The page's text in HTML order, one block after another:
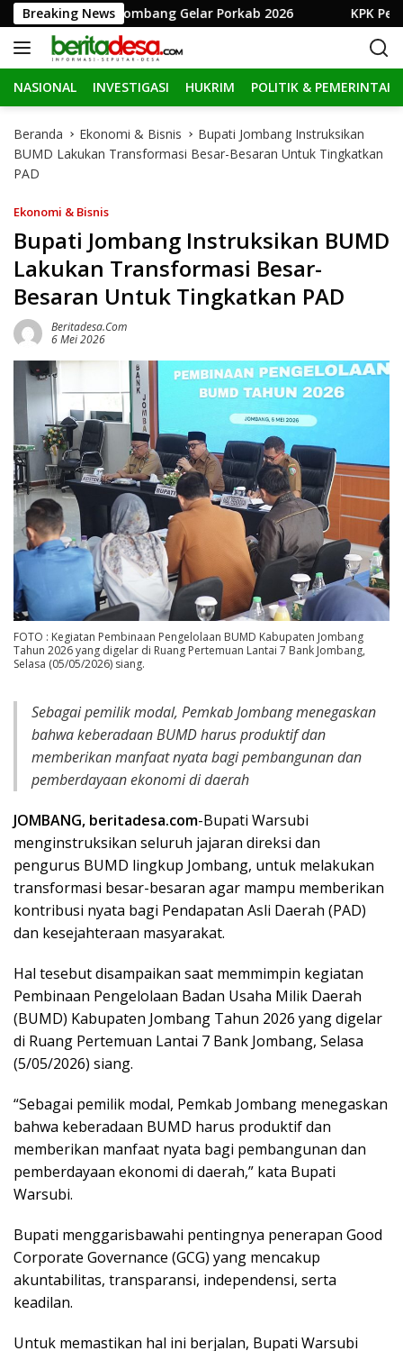
a
g
u
Breaking News
Pemkab Jombang Gelar Porkab 2026 KPK
NASIONAL INVESTIGASI HUKRIM POLITIK & PEMERINTAH
Beranda Ekonomi & Bisnis
Bupati Jombang Instruksikan
BUMD Lakukan Transformasi Besar-Besaran Untuk Tingkatkan
PAD
Ekonomi & Bisnis
Bupati Jombang Instruksikan BUMD
Lakukan Transformasi Besar-
Besaran Untuk Tingkatkan PAD
Beritadesa.com
6 Mei 2026
FOTO : Kegiatan Pembinaan Pengelolaan BUMD Kabupaten Jombang
Tahun 2026 yang digelar di Ruang Pertemuan Lantai 7 Bank Jombang,
Selasa (05/05/2026) siang.
Sebagai pemilik modal, Pemkab Jombang menegaskan
bahwa keberadaan BUMD harus produktif dan
memberikan manfaat nyata bagi pembangunan dan
pemberdayaan ekonomi di daerah
JOMBANG, beritadesa.com-Bupati Warsubi
menginstruksikan seluruh jajaran direksi dan
pengurus BUMD lingkup Jombang, untuk melakukan
transformasi besar-besaran agar mampu memberikan
kontribusi nyata bagi Pendapatan Asli Daerah (PAD)
dan kesejahteraan masyarakat.
Hal tesebut disampaikan saat memmimpin kegiatan
Pembinaan Pengelolaan Badan Usaha Milik Daerah
(BUMD) Kabupaten Jombang Tahun 2026 yang digelar
di Ruang Pertemuan Lantai 7 Bank Jombang, Selasa
(5/05/2026) siang.
“Sebagai pemilik modal, Pemkab Jombang menegaskan
bahwa keberadaan BUMD harus produktif dan
memberikan manfaat nyata bagi pembangunan dan
pemberdayaan ekonomi di daerah,” kata Bupati
Warsubi.
Bupati menggarisbawahi pentingnya penerapan Good
Corporate Governance (GCG) yang mencakup
akuntabilitas, transparansi, independensi, serta
keadilan.
Untuk memastikan hal ini berjalan, Bupati Warsubi